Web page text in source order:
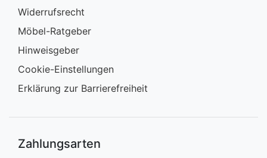
Widerrufsrecht
Möbel-Ratgeber
Hinweisgeber
Cookie-Einstellungen
Erklärung zur Barrierefreiheit
Zahlungsarten